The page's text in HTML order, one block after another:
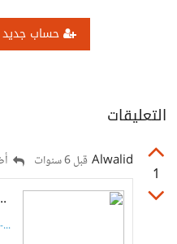
حساب جديد
التعليقات
1
Alwalid قبل 6 سنوات
Pretty URLS